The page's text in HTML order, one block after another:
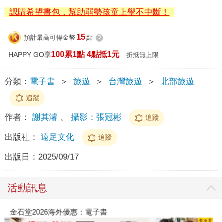
認購希望書包，幫助弱勢孩童上學不中斷！
預計最高可得金幣 15點 ?
HAPPY GO享100累1點 4點抵1元 折抵無上限
分類： 電子書 ＞ 旅遊 ＞ 台灣旅遊 ＞ 北部旅遊
追蹤
作者： 謝其濬、 攝影：張冠彬 追蹤
出版社： 遠足文化 追蹤
出版日： 2025/09/17
活動訊息
金石堂2026海外優惠：電子書